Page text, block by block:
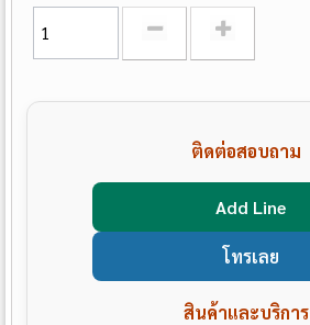
ติดต่อสอบถาม
Add Line
โทรเลย
สินค้าและบริการ